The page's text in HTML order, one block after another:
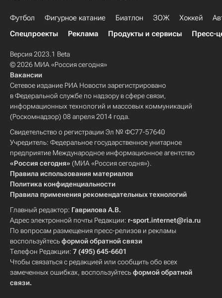
Футбол Фигурное катание Биатлон ЗОЖ Хоккей
Спецпроекты
Реклама Продукты и сервисы Пресс-
Версия 2023.1 Beta
© 2026 МИА «Россия сегодня»
Вакансии
Сетевое издание РИА Новости зарегистрировано
в Федеральной службе по надзору в сфере связи,
информационных технологий и массовых коммуникаций
(Роскомнадзор) 08 апреля 2014 года.
Свидетельство о регистрации Эл № ФС77-57640
Учредитель: Федеральное государственное унитарное
предприятие Международное информационное агентство
«Россия сегодня» (МИА «Россия сегодня»).
Правила использования материалов
Политика конфиденциальности
Правила применения рекомендательных технологий
Главный редактор: Гаврилова А.В.
Адрес электронной почты Редакции: r-sport.internet@ria.ru
По вопросам размещения пресс-релизов и рекламы
воспользуйтесьформой обратной связи
Телефон Редакции: 7 (495) 645-6601
Чтобы связаться с редакцией или сообщить обо всех
замеченных ошибках, воспользуйтесьформой обратной
связи.